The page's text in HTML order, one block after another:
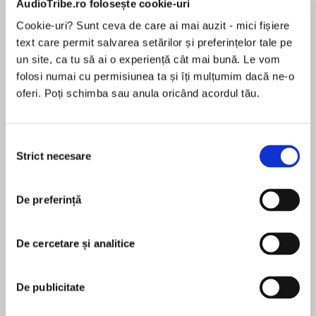
AudioTribe.ro folosește cookie-uri
Cookie-uri? Sunt ceva de care ai mai auzit - mici fișiere
text care permit salvarea setărilor și preferințelor tale pe
un site, ca tu să ai o experiență cât mai bună. Le vom
folosi numai cu permisiunea ta și îți mulțumim dacă ne-o
oferi. Poți schimba sau anula oricând acordul tău.
consimțământului
Strict necesare
De preferință
De cercetare și analitice
De publicitate
Desprecarte
In an alternate London in 1923, one girl
accidentally breaks the tenuous truce between
language, class, and forbidden romance.
Perfect for teen fans of Fourth Wing and Babel.
Dragons soar through the skies and protests
isn’t worried. She’s going to follow the rules, get
languages, be smart, be sweet, and make sure
her little sister never, ever has to risk growing up
pentru această carte
S. F. Williamson is fascinated by the way